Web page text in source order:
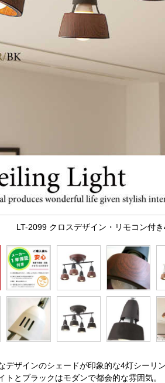
LT-2099 クロスデザイン・リモコン付
デザインのシェードが印象的な4灯シーリ
トとブラックはモダンで都会的な雰囲気。